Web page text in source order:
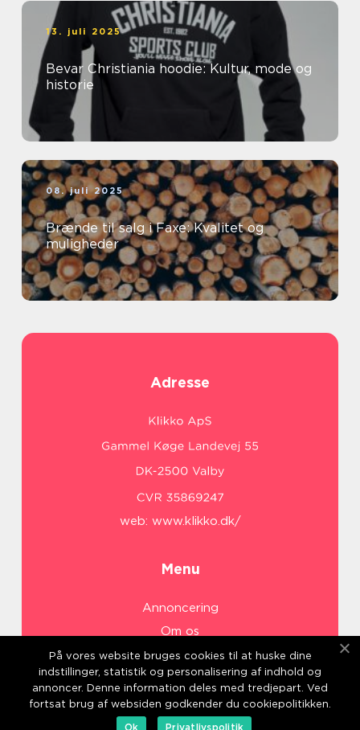
13. juli 2025
Bevar Christiania hoodie: Kultur, mode og
historie
08. juli 2025
Brænde til salg i Faxe: Kvalitet og
muligheder
Adresse
web: www.klikko.dk/
Menu
Annoncering
Om os
Cookies
Kontakt os
Sitemap
På vores website bruges cookies til at huske dine
indstillinger, statistik og personalisering af indhold og
annoncer. Denne information deles med tredjepart. Ved
fortsat brug af websiden godkender du cookiepolitikken.
Ok
Privatlivspolitik